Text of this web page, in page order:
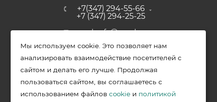
+7(347) 294-55-66
+7 (347) 294-25-25
upak-ufa@yandex.ru
Уфимский район, с. Зубово, ул.
Полевая, д. 44/2, к. 2
2026 © Меркурий - упаковочная продукция от ведущих
Мы используем cookie. Это позволяет нам
анализировать взаимодействие посетителей с
сайтом и делать его лучше. Продолжая
пользоваться сайтом, вы соглашаетесь с
использованием файловcookie и политикой